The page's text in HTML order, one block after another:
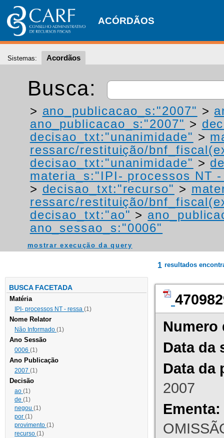
ACÓRDÃOS
Sistemas: Acordãos
Busca:
> ano_publicacao_s:"2007" >
ano_publicacao_s:"2007" >
decisao_txt:"unanimidade" >
ressarc/restituição/
decisao_txt:"unanimidade" >
materia_s:"IPI- processos NT
> decisao_txt:"recurso" >
ressarc/restituição/
decisao_txt:"ao" >
ano_sessao_s:"0006"
mostrar execução da query
BUSCA FACETADA
Matéria
IPI- processos NT - ressa (1)
Nome Relator
Não Informado (1)
Ano Sessão
0006 (1)
Ano Publicação
2007 (1)
Decisão
ao (1)
de (1)
negou (1)
por (1)
provimento (1)
recurso (1)
1 resultados
Numero
Data da
Data da
2007
Ementa: